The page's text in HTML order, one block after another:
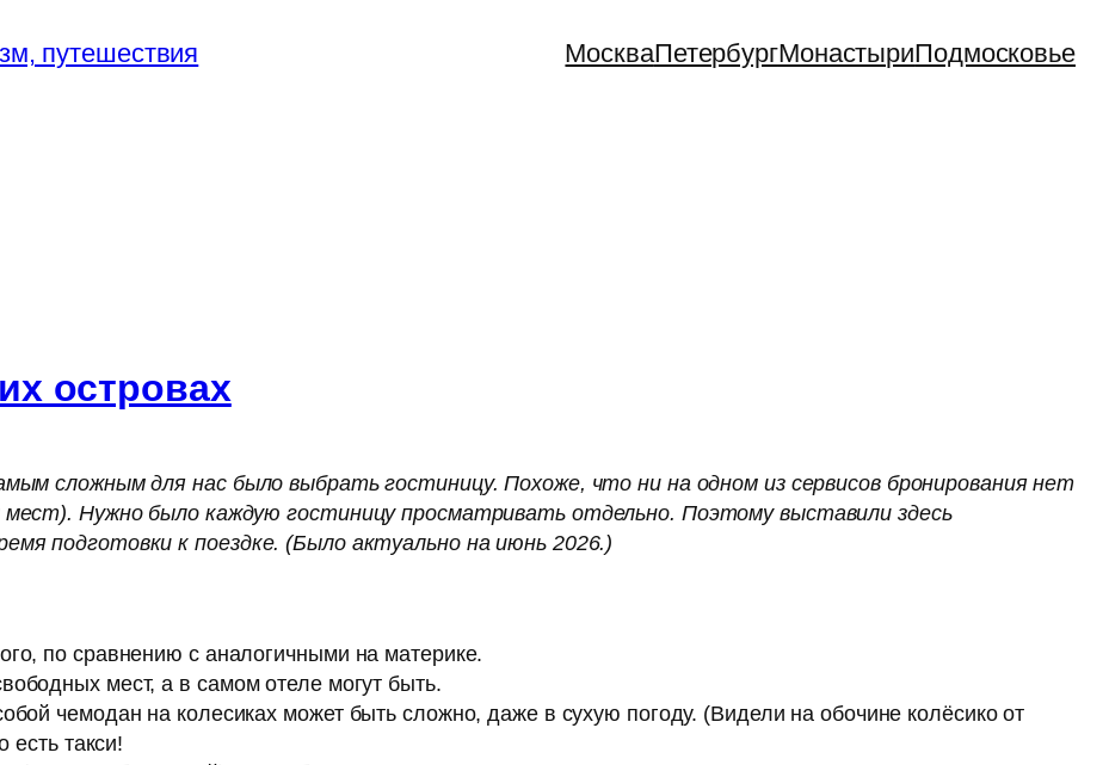
путешествия МоскваПетербургМонастыриПодмосковье
островах
сложным для нас было выбрать гостиницу. Похоже, что ни на одном из сервисов бронирования нет
мест). Нужно было каждую гостиницу просматривать отдельно. Поэтому выставили здесь
подготовки к поездке. (Было актуально на июнь 2026.)
по сравнению с аналогичными на материке.
мест, а в самом отеле могут быть.
чемодан на колесиках может быть сложно, даже в сухую погоду. (Видели на обочине колёсико от
такси!